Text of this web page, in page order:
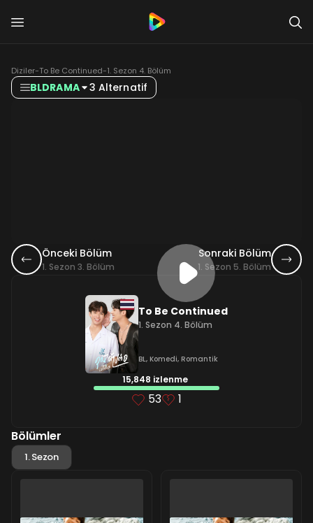
Diziler-To Be Continued-1. Sezon 4. Bölüm
BLDRAMA 3 Alternatif
Önceki Bölüm
1. Sezon 3. Bölüm
Sonraki Bölüm
1. Sezon 5. Bölüm
To Be Continued
1. Sezon 4. Bölüm
BL, Komedi, Romantik
15,848 izlenme
53 1
Bölümler
1. Sezon